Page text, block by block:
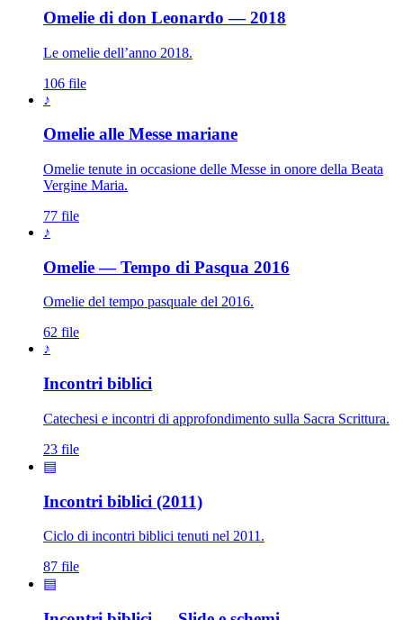
Omelie di don Leonardo — 2018
Le omelie dell’anno 2018.
106 file
♪
Omelie alle Messe marianeMadonna · Maria
Omelie tenute in occasione delle Messe in onore della Beata
Vergine Maria.
77 file
♪
Omelie — Tempo di Pasqua 2016
Omelie del tempo pasquale del 2016.
62 file
♪
Incontri biblici
Catechesi e incontri di approfondimento sulla Sacra Scrittura.
23 file
▤
Incontri biblici (2011)
Ciclo di incontri biblici tenuti nel 2011.
87 file
▤